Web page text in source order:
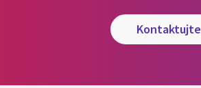
kontaktujte